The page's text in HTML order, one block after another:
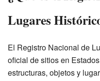
Lugares
El Registro Nacional de
oficial de sitios en
estructuras, objetos y